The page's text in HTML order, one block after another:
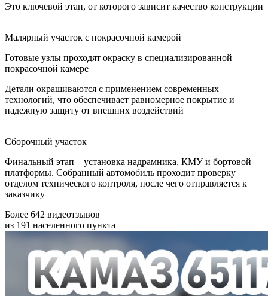
Это ключевой этап, от которого зависит качество конструкции
Малярный участок с покрасочной камерой
Готовые узлы проходят окраску в специализированной
покрасочной камере
Детали окрашиваются с применением современных
технологий, что обеспечивает равномерное покрытие и
надежную защиту от внешних воздействий
Сборочный участок
Финальный этап – установка надрамника, КМУ и бортовой
платформы. Собранный автомобиль проходит проверку
отделом технического контроля, после чего отправляется к
заказчику
Более 642 видеотзывов
из 191 населенного пункта